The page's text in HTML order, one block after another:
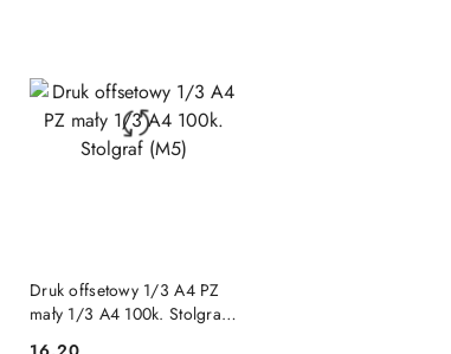
Druk offsetowy 1/3 A4 PZ
mały 1/3 A4 100k. Stolgraf
DO KOSZYKA